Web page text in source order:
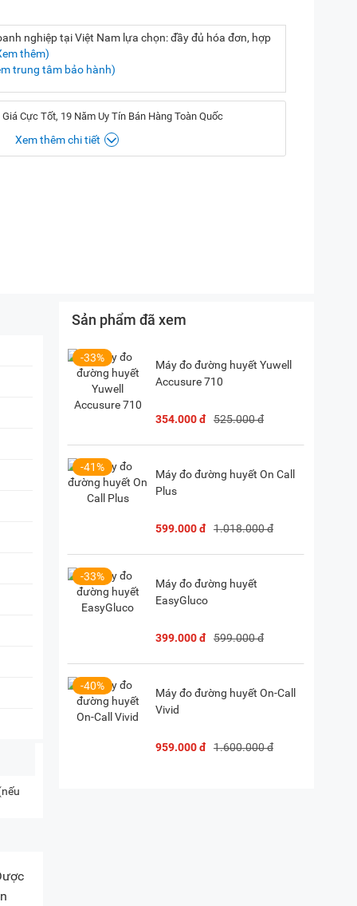
nghiệp tại Việt Nam lựa chọn: đầy đủ hóa đơn, hợp
thêm)
trung tâm bảo hành)
Cực Tốt, 19 Năm Uy Tín Bán Hàng Toàn Quốc
Xem thêm chi tiết
Sản phẩm đã xem
-33%
Máy đo đường huyết Yuwell
Accusure 710
354.000 đ 525.000 đ
-41%
Máy đo đường huyết On Call
Plus
599.000 đ 1.018.000 đ
-33%
Máy đo đường huyết
EasyGluco
399.000 đ 599.000 đ
-40%
Máy đo đường huyết On-Call
Vivid
959.000 đ 1.600.000 đ